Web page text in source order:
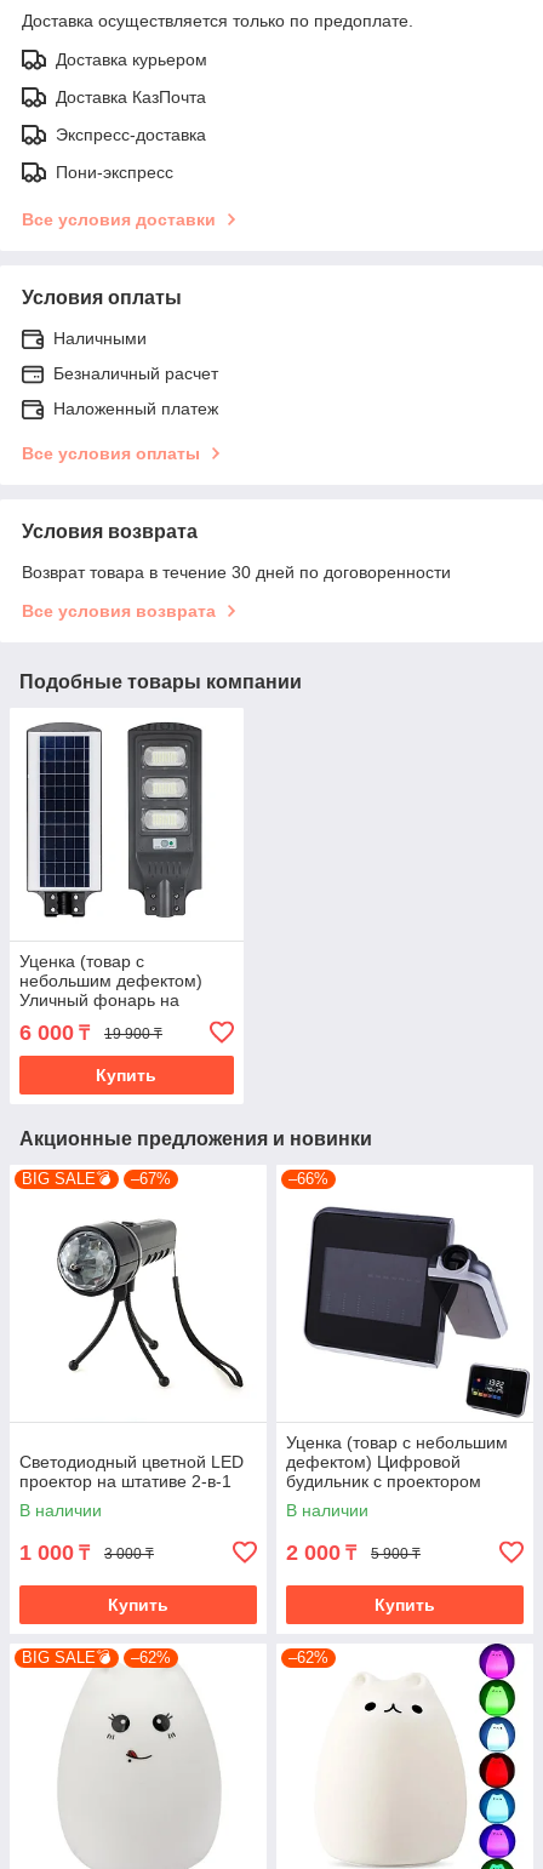
Доставка осуществляется только по предоплате.
Доставка курьером
Доставка КазПочта
Экспресс-доставка
Пони-экспресс
Все условия доставки
Условия оплаты
Наличными
Безналичный расчет
Наложенный платеж
Все условия оплаты
Условия возврата
Возврат товара в течение 30 дней по договоренности
Все условия возврата
Подобные товары компании
Уценка (товар с
небольшим дефектом)
Уличный фонарь на
солнечной батарее
(4798/1)
6 000 ₸ 19 900 ₸
Купить
Акционные предложения и новинки
BIG SALE💣 –67%
Светодиодный цветной LED
проектор на штативе 2-в-1
В наличии
1 000 ₸ 3 000 ₸
Купить
–66%
Уценка (товар с небольшим
дефектом) Цифровой
будильник с проектором
(4501/1)
В наличии
2 000 ₸ 5 900 ₸
Купить
BIG SALE💣 –62% –62%